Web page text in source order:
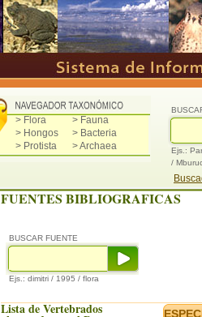
> Flora
> Fauna
> Hongos
> Bacteria
> Protista
> Archaea
Ejs.:
/
FUENTES BIBLIOGRAFICAS
BUSCAR FUENTE
Ejs.: dimitri / 1995 / flora
Lista de Vertebrados